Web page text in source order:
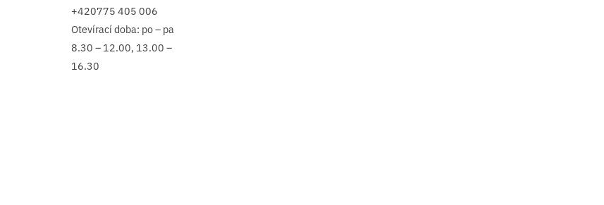
+420775 405 006
Otevírací doba: po – pa
8.30 – 12.00, 13.00 –
16.30